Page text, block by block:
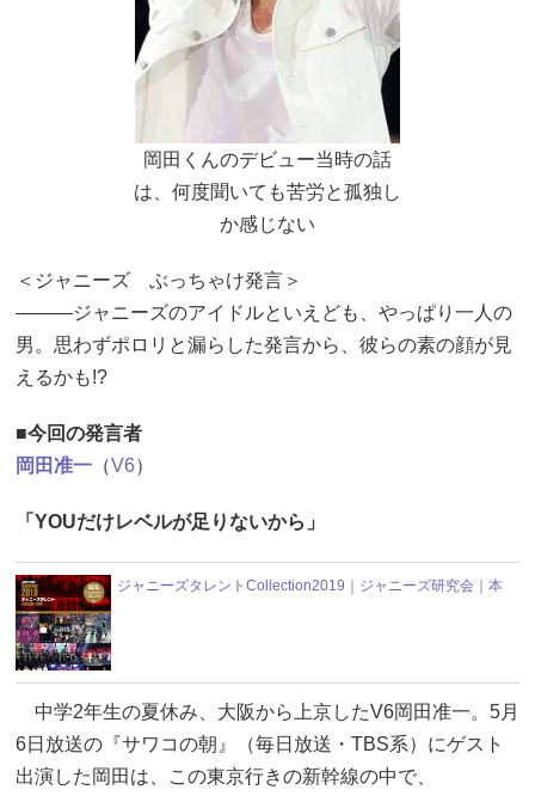
岡田くんのデビュー当時の話
は、何度聞いても苦労と孤独し
か感じない
＜ジャニーズ ぶっちゃけ発言＞
―――ジャニーズのアイドルといえども、やっぱり一人の
男。思わずポロリと漏らした発言から、彼らの素の顔が見
えるかも!?
■今回の発言者
岡田准一 （V6）
「YOUだけレベルが足りないから」
ジャニーズタレントCollection2019｜ジャニーズ研究会｜本
中学2年生の夏休み、大阪から上京したV6岡田准一。5月
6日放送の『サワコの朝』（毎日放送・TBS系）にゲスト
出演した岡田は、この東京行きの新幹線の中で、